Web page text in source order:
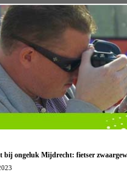
bij ongeluk Mijdrecht: fietser